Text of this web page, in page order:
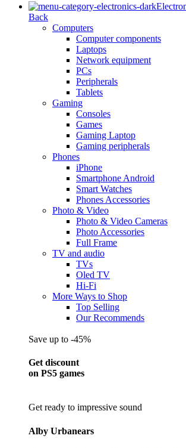
Back
Computers
Computer components
Laptops
Network equipment
PCs
Peripherals
Tablets
Gaming
Consoles
Games
Gaming Laptop
Gaming peripherals
Phones
iPhone
Smartphone Android
Smart Watches
Phones Accessories
Photo & Video
Photo & Video Cameras
Photo Accessories
Full Frame
TV and audio
TVs
Oled TV
Hi-Fi
More Ways to Shop
Top Selling
Our Recommends
Save up to -45%
Get discount
on PS5 games
Get ready to impressive sound
Alby Urbanears